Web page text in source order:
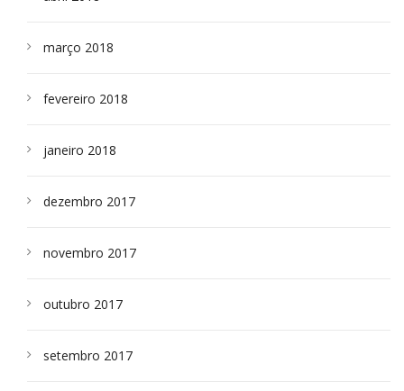
março 2018
fevereiro 2018
janeiro 2018
dezembro 2017
novembro 2017
outubro 2017
setembro 2017